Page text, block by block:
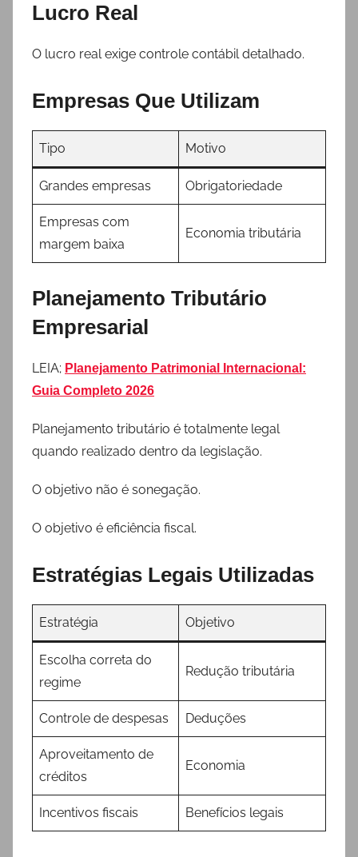
Lucro Real
O lucro real exige controle contábil detalhado.
Empresas Que Utilizam
Tipo Motivo
Grandes empresas Obrigatoriedade
Empresas com
margem baixa
Economia tributária
Planejamento Tributário
Empresarial
LEIA; Planejamento Patrimonial Internacional:
Guia Completo 2026
Planejamento tributário é totalmente legal
quando realizado dentro da legislação.
O objetivo não é sonegação.
O objetivo é eficiência fiscal.
Estratégias Legais Utilizadas
Estratégia Objetivo
Escolha correta do
regime
Redução tributária
Controle de despesas Deduções
Aproveitamento de
créditos
Economia
Incentivos fiscais Benefícios legais